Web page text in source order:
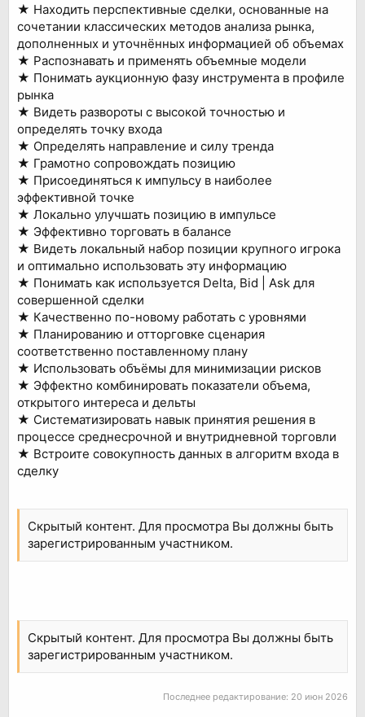
★ Находить перспективные сделки, основанные на
сочетании классических методов анализа рынка,
дополненных и уточнённых информацией об объемах
★ Распознавать и применять объемные модели
★ Понимать аукционную фазу инструмента в профиле
рынка
★ Видеть развороты с высокой точностью и
определять точку входа
★ Определять направление и силу тренда
★ Грамотно сопровождать позицию
★ Присоединяться к импульсу в наиболее
эффективной точке
★ Локально улучшать позицию в импульсе
★ Эффективно торговать в балансе
★ Видеть локальный набор позиции крупного игрока
и оптимально использовать эту информацию
★ Понимать как используется Delta, Bid | Ask для
совершенной сделки
★ Качественно по-новому работать с уровнями
★ Планированию и отторговке сценария
соответственно поставленному плану
★ Использовать объёмы для минимизации рисков
★ Эффектно комбинировать показатели объема,
открытого интереса и дельты
★ Систематизировать навык принятия решения в
процессе среднесрочной и внутридневной торговли
★ Встроите совокупность данных в алгоритм входа в
сделку
Скрытый контент. Для просмотра Вы должны быть
зарегистрированным участником.
Скрытый контент. Для просмотра Вы должны быть
зарегистрированным участником.
Последнее редактирование: 20 июн 2026